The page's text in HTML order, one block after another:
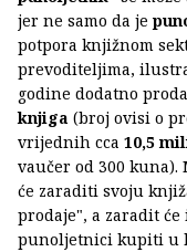
jer ne samo da je
potpora knjižnom
prevoditeljima,
godine dodatno
knjiga (broj ovisi o
vrijednih cca 10,5
vaučer od 300
će zaraditi svoju
prodaje", a zaradit
punoljetnici kupiti u